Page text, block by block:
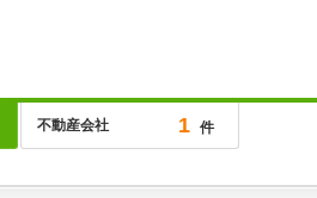
不動産会社 1 件